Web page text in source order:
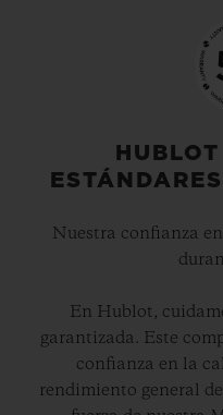
Nuestra confianza
En Hublot,
garantizada. Este
confianza en la
rendimiento general